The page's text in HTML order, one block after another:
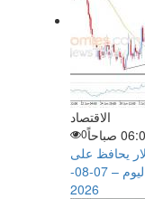
الاقتصاد
0
يحافظ على
إيجابيته رغم تراجعه الأخير– توقعات اليوم – 07-08-
2026